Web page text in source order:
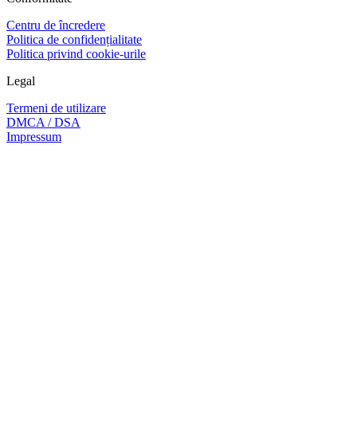
Centru de încredere
Politica de confidențialitate
Politica privind cookie-urile
Legal
Termeni de utilizare
DMCA / DSA
Impressum